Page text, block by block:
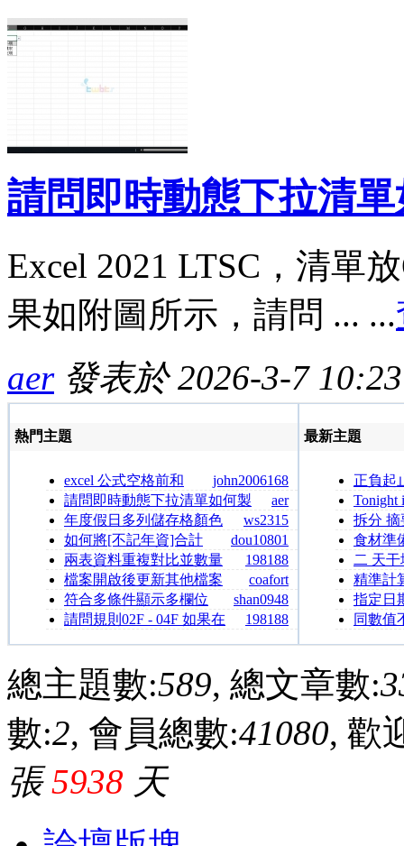
請問即時動態下拉清
Excel 2021 LTSC，清單
果如附圖所示，請問 ... ...
aer發表於 2026-3-7 10:23
熱門主題
john2006168
excel 公式空格前和
空格後的總和
aer
請問即時動態下拉清單如何製
作？
ws2315
年度假日多列儲存格顏色
改變
dou10801
如何將[不記年資]合計
198188
兩表資料重複對比並數量
相乘
coafort
檔案開啟後更新其他檔案
的資料
shan0948
符合多條件顯示多欄位
對應資料
198188
請問規則02F - 04F 如果在
最新主題
正負起
Tonight
拆分 摘
食材準
二 天
精準計
平分指定日
數
同數值
總主題數:589, 總文章數:
數:2, 會員總數:41080, 歡
張5938 天